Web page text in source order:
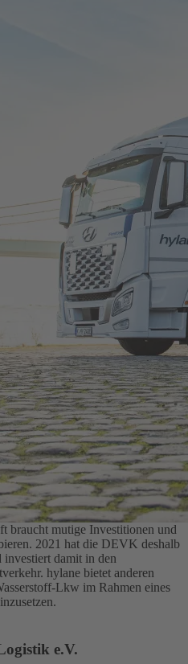
braucht mutige Investitionen und
2021 hat die DEVK deshalb
damit in den
hylane bietet anderen
Lkw im Rahmen eines
e.V.